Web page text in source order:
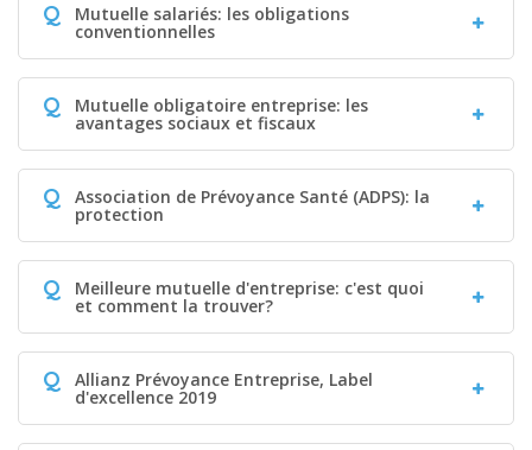
Q Mutuelle salariés: les obligations
conventionnelles
Q Mutuelle obligatoire entreprise: les
avantages sociaux et fiscaux
Q Association de Prévoyance Santé (ADPS): la
protection
Q Meilleure mutuelle d'entreprise: c'est quoi
et comment la trouver?
Q Allianz Prévoyance Entreprise, Label
d'excellence 2019